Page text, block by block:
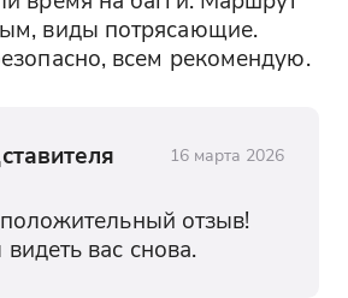
виды потрясающие.
всем рекомендую.
16 марта 2026
отзыв!
вас снова.